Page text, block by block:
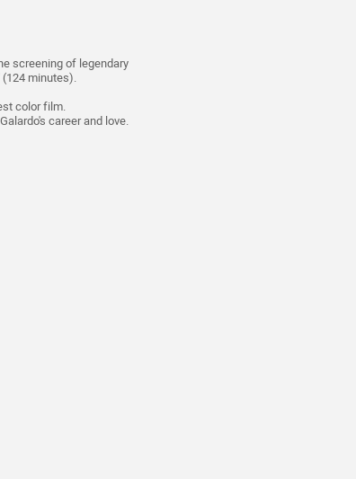
screening of legendary
(124 minutes).
color film.
career and love.